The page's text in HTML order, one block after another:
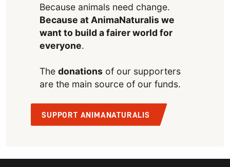
Because animals need change.
Because at AnimaNaturalis we
want to build a fairer world for
everyone.
The donationsof our supporters
are the main source of our funds.
SUPPORT ANIMANATURALIS